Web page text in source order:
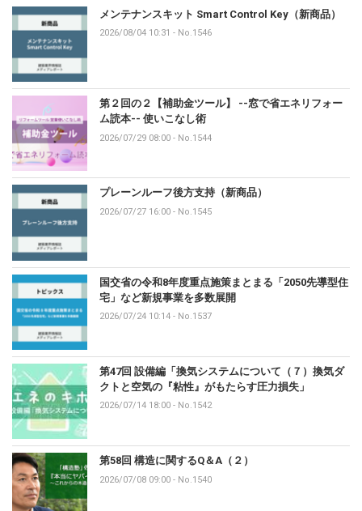
メンテナンスキット Smart Control Key（新商品）
2026/08/04 10:31 - No.1546
第２回の２【補助金ツール】 --窓で省エネリフォー
ム読本-- 使いこなし術
2026/07/29 08:00 - No.1544
プレーンルーフ後方支持（新商品）
2026/07/27 16:00 - No.1545
国交省の令和8年度重点施策まとまる「2050先導型住
宅」など新規事業を多数展開
2026/07/24 10:14 - No.1537
第47回 設備編「換気システムについて（７）換気ダ
クトと空気の『粘性』がもたらす圧力損失」
2026/07/14 18:00 - No.1542
第58回 構造に関するQ＆A（２）
2026/07/08 09:00 - No.1540